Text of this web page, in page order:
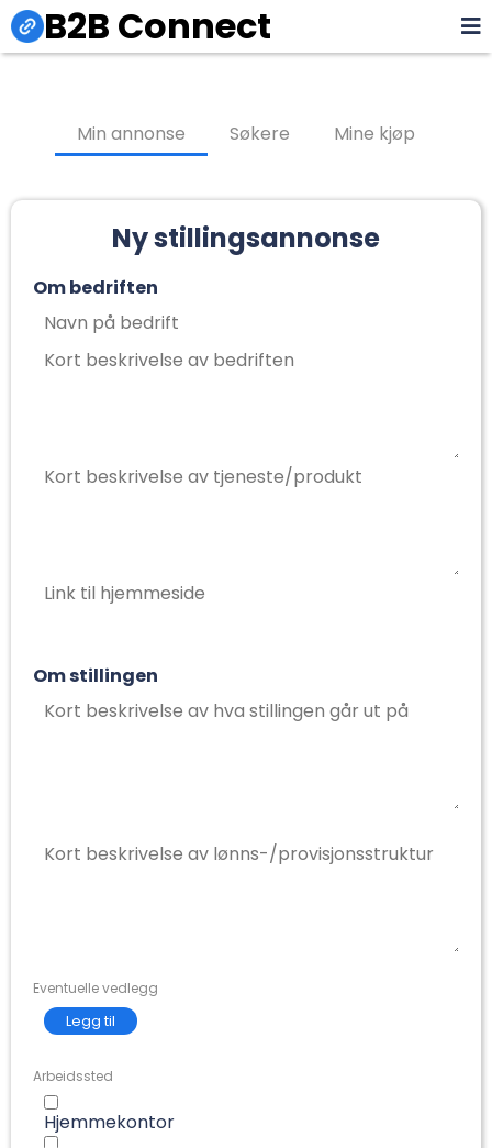
B2B Connect
Min annonse Søkere Mine kjøp
Ny stillingsannonse
Om bedriften
Om stillingen
Eventuelle vedlegg
Arbeidssted
Hjemmekontor